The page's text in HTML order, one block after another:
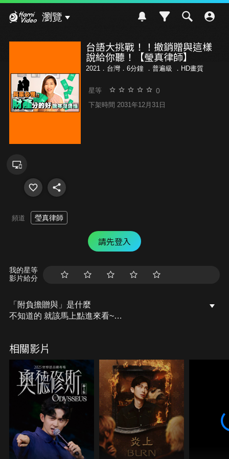
瀏覽
台語大挑戰！！撤銷贈與這樣
說給你聽！【瑩真律師】
2021．台灣．6分鐘 ． 普遍級 ．HD畫質
星等 0
下架時間 2031年12月31日
頻道 瑩真律師
請先登入
我的星等
影片給分
「附負擔贈與」是什麼
不知道的 就該馬上點進來看~
台語大挑戰!!!!
緊張緊張~~
首次嘗試用台語拍完整支影片
大家一起來聽聽有沒有說得很標準️
P.S. 此為員林腔喔～
相關影片